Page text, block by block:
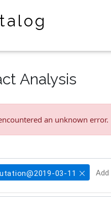
Analysis
an unknown error.
03-11